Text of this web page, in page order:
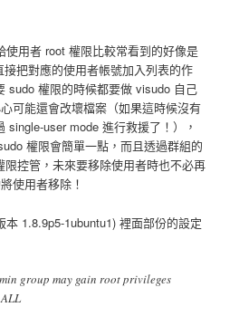
使用者 root 權限比較常看到的好像是
把對應的使用者帳號加入列表的作
sudo 權限的時候都要做 visudo 自己
可能還會改壞檔案（如果這時候沒有
single-user mode 進行救援了！），
權限會簡單一點，而且透過群組的
控管，未來要移除使用者時也不必再
使用者移除！
1.8.9p5-1ubuntu1) 裡面部份的設定
group may gain root privileges